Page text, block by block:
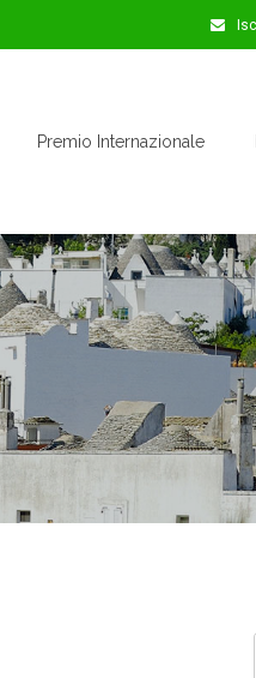
Premio Internazionale